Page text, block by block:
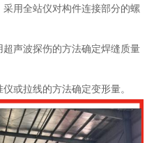
用全站仪对构件连接部分的螺
声波探伤的方法确定焊缝质量
或拉线的方法确定变形量。